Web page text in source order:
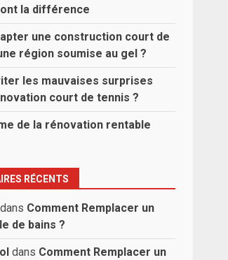
la différence
une construction court de
région soumise au gel ?
les mauvaises surprises
court de tennis ?
de la rénovation rentable
RÉCENTS
dans Comment Remplacer un
de bains ?
dans Comment Remplacer un